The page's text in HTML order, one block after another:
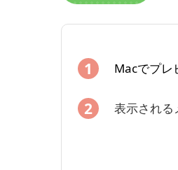
Macでプレ
表示される